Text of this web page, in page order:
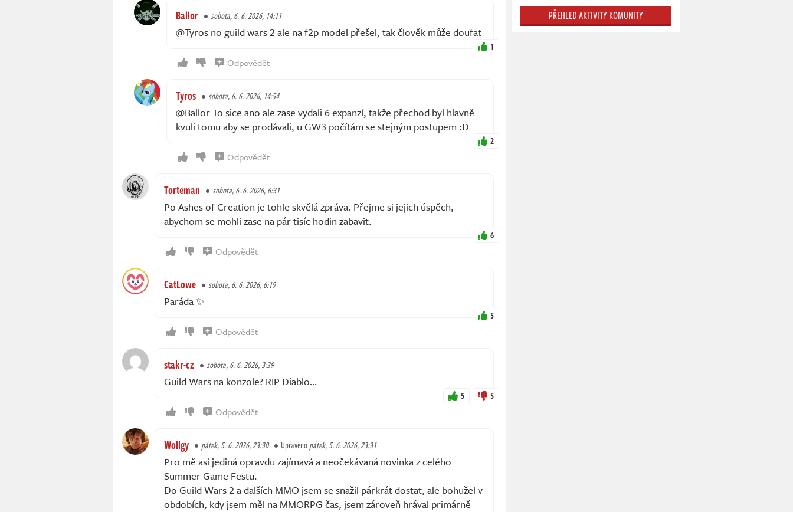
Ballor sobota, 6. 6. 2026, 14:11
@Tyros no guild wars 2 ale na f2p model přešel, tak člověk může doufat
1
Odpovědět
Tyros sobota, 6. 6. 2026, 14:54
@Ballor To sice ano ale zase vydali 6 expanzí, takže přechod byl hlavně
kvuli tomu aby se prodávali, u GW3 počítám se stejným postupem :D
2
Odpovědět
Torteman sobota, 6. 6. 2026, 6:31
Po Ashes of Creation je tohle skvělá zpráva. Přejme si jejich úspěch,
abychom se mohli zase na pár tisíc hodin zabavit.
6
Odpovědět
CatLowe sobota, 6. 6. 2026, 6:19
Paráda ✨
5
Odpovědět
stakr-cz sobota, 6. 6. 2026, 3:39
Guild Wars na konzole? RIP Diablo…
5 5
Odpovědět
Wollgy pátek, 5. 6. 2026, 23:30 Upravenopátek, 5. 6. 2026, 23:31
Pro mě asi jediná opravdu zajímavá a neočekávaná novinka z celého
Summer Game Festu.
Do Guild Wars 2 a dalších MMO jsem se snažil párkrát dostat, ale bohužel v
obdobích, kdy jsem měl na MMORPG čas, jsem zároveň hrával primárně
PŘEHLED AKTIVITY KOMUNITY